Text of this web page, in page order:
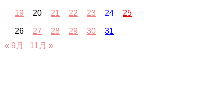
19 20 21 22 23 24 25
26 27 28 29 30
31
« 9月
11月 »